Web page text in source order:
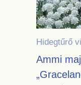
Hidegtűrő
Ammi